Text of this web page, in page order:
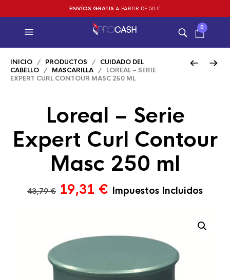
ENVÍOS GRATIS A PARTIR DE 50 €
0
INICIO / PRODUCTOS / CUIDADO DEL
CABELLO / MASCARILLA / LOREAL – SERIE
EXPERT CURL CONTOUR MASC 250 ML
Loreal – Serie
Expert Curl Contour
Masc 250 ml
43,79€ El
43,79 €.
19,31 € El
precio
19,31 €.
Impuestos Incluidos